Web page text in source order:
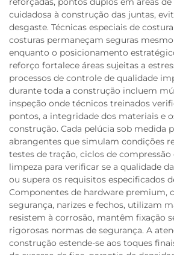
cuidadosa à construção das juntas,
desgaste. Técnicas especiais de
costuras permaneçam seguras
enquanto o posicionamento
reforço fortalece áreas sujeitas a
processos de controle de qualidade
durante toda a construção incluem
inspeção onde técnicos treinados
pontos, a integridade dos materiais e
construção. Cada pelúcia sob medida
abrangentes que simulam condições
testes de tração, ciclos de
limpeza para verificar se a qualidade
ou supera os requisitos especificados
Componentes de hardware premium,
segurança, narizes e fechos, utilizam
resistem à corrosão, mantêm fixação
rigorosas normas de segurança. A
construção estende-se aos toques